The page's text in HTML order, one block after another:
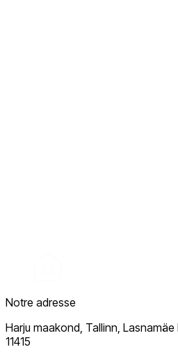
Notre adresse
Harju maakond, Tallinn,
11415